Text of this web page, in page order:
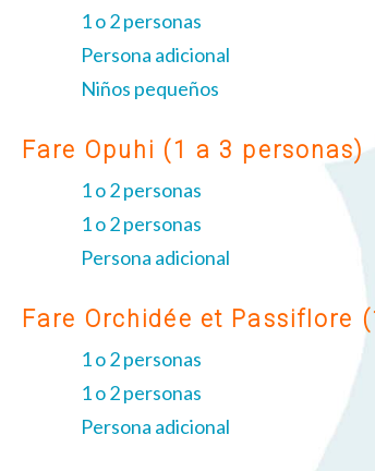
1 o 2 personas
Persona adicional
Niños pequeños
Fare Opuhi (1 a 3 personas)
1 o 2 personas
1 o 2 personas
Persona adicional
Fare Orchidée et Passiflore
1 o 2 personas
1 o 2 personas
Persona adicional